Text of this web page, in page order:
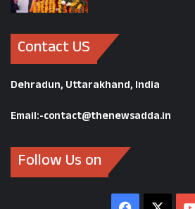
Contact US
Dehradun, Uttarakhand, India
Email:-contact@thenewsadda.in
Follow Us on